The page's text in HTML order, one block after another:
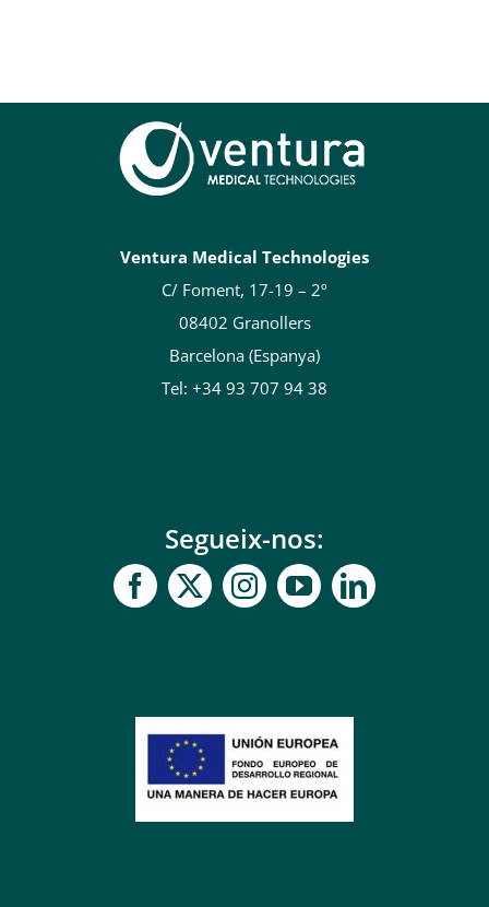
Ventura Medical Technologies
C/ Foment, 17-19 – 2º
08402 Granollers
Barcelona (Espanya)
Tel: +34 93 707 94 38
Segueix-nos: